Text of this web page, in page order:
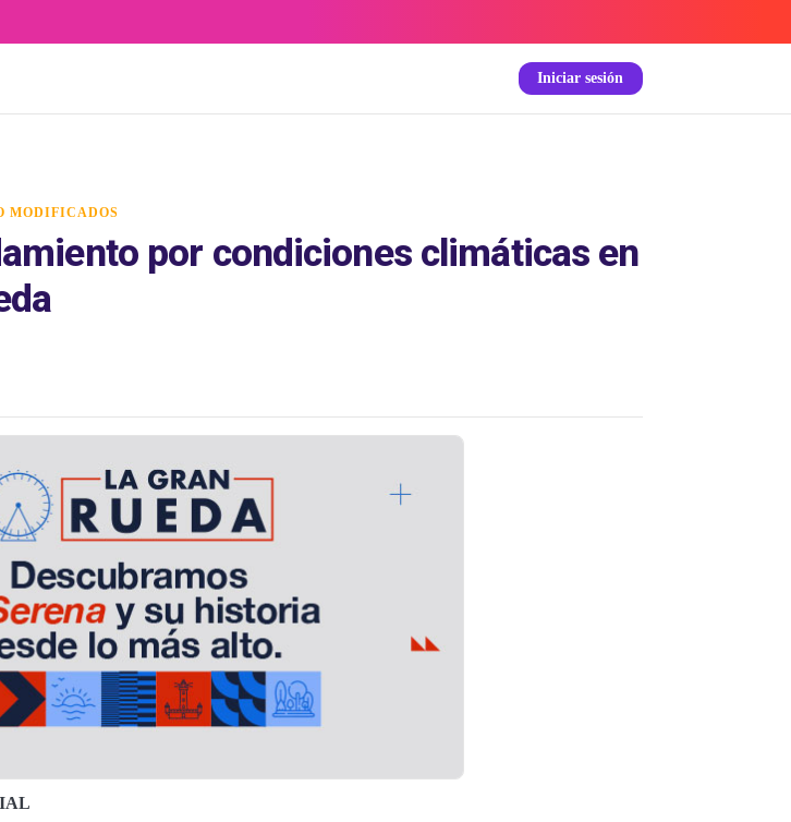
Iniciar sesión
MODIFICADOS
por condiciones climáticas en